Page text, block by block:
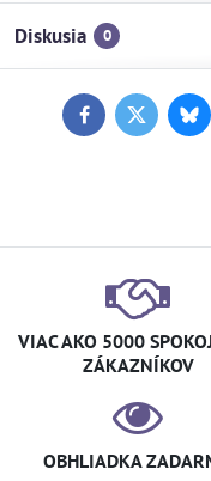
Diskusia 0
FacebookTwitter
VIAC AKO 5000
ZÁKAZNÍKOV
OBHLIADKA